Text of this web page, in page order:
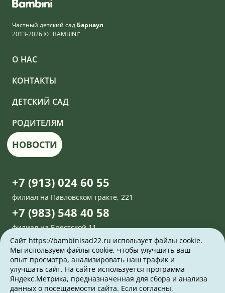
Частный детский сад Барнаул
2013-2026 © "BAMBINI"
ДЕТСКИЙ САД
РОДИТЕЛЯМ
НОВОСТИ
О НАС
КОНТАКТЫ
+7 (913) 024 60 55
филиал на Павловском тракте, 221
+7 (983) 548 40 58
филиал на Брестской,11
Задать вопрос
г. Барнаул, Павловский тракт 221
Сайт https://bambinisad22.ru использует файлы cookie.
Мы используем файлы cookie, чтобы улучшить ваш
опыт просмотра, анализировать наш трафик и
улучшать сайт. На сайте используется программа
Яндекс.Метрика, предназначенная для сбора и анализа
данных о посещаемости сайта. Если согласны,